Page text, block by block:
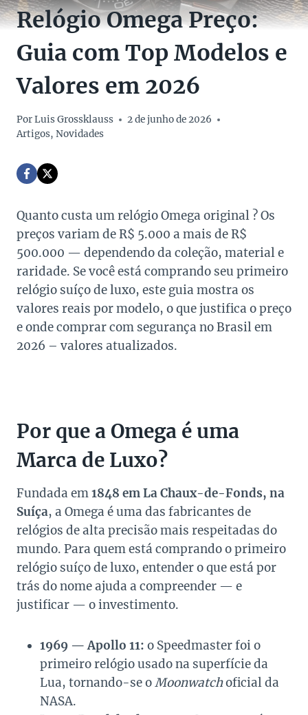
Relógio Omega Preço:
Guia com Top Modelos e
Valores em 2026
PorLuis Grossklauss
2 de junho de 2026
Artigos, Novidades
Quanto custa um relógio Omega original ? Os
preços variam de R$ 5.000 a mais de R$
500.000 — dependendo da coleção, material e
raridade. Se você está comprando seu primeiro
relógio suíço de luxo, este guia mostra os
valores reais por modelo, o que justifica o preço
e onde comprar com segurança no Brasil em
2026 – valores atualizados.
Por que a Omega é uma
Marca de Luxo?
Fundada em1848 em La Chaux-de-Fonds, na
Suíça, a Omega é uma das fabricantes de
relógios de alta precisão mais respeitadas do
mundo. Para quem está comprando o primeiro
relógio suíço de luxo, entender o que está por
trás do nome ajuda a compreender — e
justificar — o investimento.
1969 — Apollo 11: o Speedmaster foi o
primeiro relógio usado na superfície da
Lua, tornando-se oMoonwatchoficial da
NASA.